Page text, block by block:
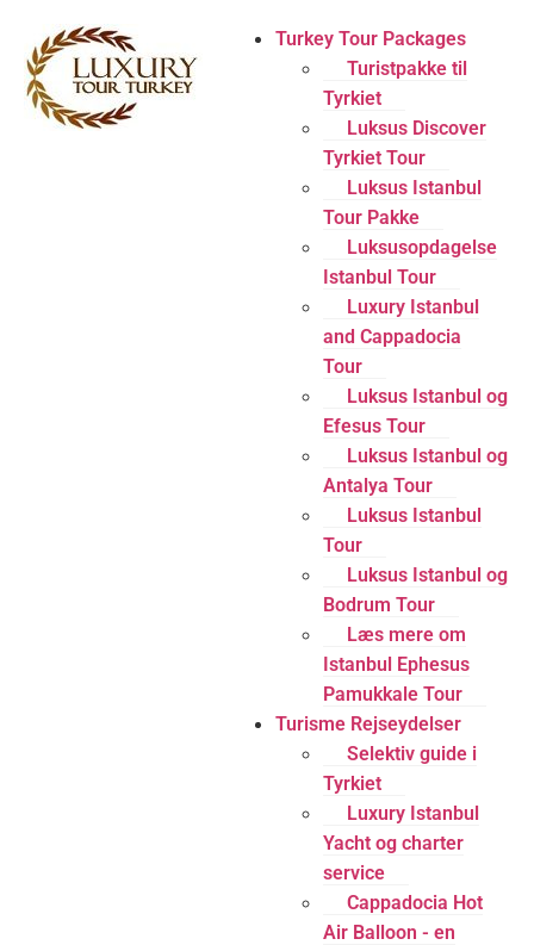
Turkey Tour Packages
Turistpakke til
Tyrkiet
Luksus Discover
Tyrkiet Tour
Luksus Istanbul
Tour Pakke
Luksusopdagelse
Istanbul Tour
Luxury Istanbul
and Cappadocia
Tour
Luksus Istanbul og
Efesus Tour
Luksus Istanbul og
Antalya Tour
Luksus Istanbul
Tour
Luksus Istanbul og
Bodrum Tour
Læs mere om
Istanbul Ephesus
Pamukkale Tour
Turisme Rejseydelser
Selektiv guide i
Tyrkiet
Luxury Istanbul
Yacht og charter
service
Cappadocia Hot
Air Balloon - en